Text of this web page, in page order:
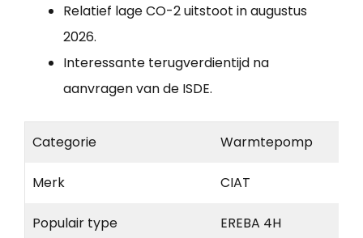
Relatief lage CO-2 uitstoot in augustus
2026.
Interessante terugverdientijd na
aanvragen van de ISDE.
Categorie Warmtepomp
Merk CIAT
Populair type EREBA 4H